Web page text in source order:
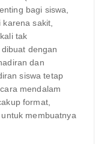
bagi siswa,
sakit,
tak
dengan
dan
siswa tetap
mendalam
format,
membuatnya